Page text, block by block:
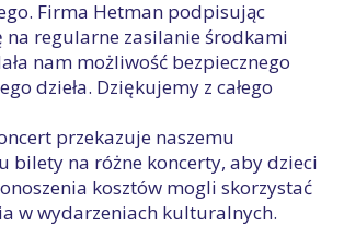
Firma Hetman podpisując
na regularne zasilanie środkami
nam możliwość bezpiecznego
dzieła. Dziękujemy z całego
przekazuje naszemu
bilety na różne koncerty, aby dzieci
kosztów mogli skorzystać
w wydarzeniach kulturalnych.